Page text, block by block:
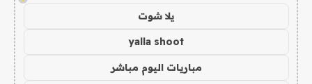
يلا شوت
yalla shoot
مباريات اليوم مباشر